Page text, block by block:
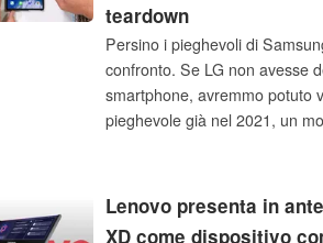
teardown
Persino i pieghevoli di
confronto. Se LG non avesse
smartphone, avremmo potuto
pieghevole già nel 2021, un
più innovativo di tutto ciò che
Lenovo presenta in
XD come dispositivo